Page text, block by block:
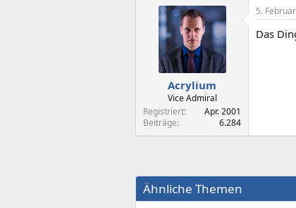
Acrylium
Vice Admiral
Registriert
Apr. 2001
Beiträge
6.284
5.
Das
Ähnliche Themen